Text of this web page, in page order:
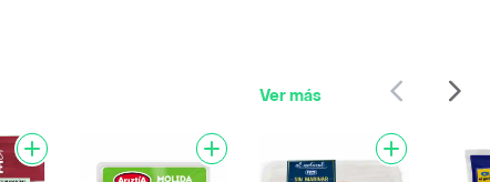
Ver más